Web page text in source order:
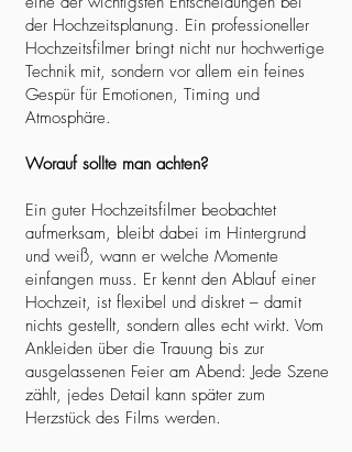
der Hochzeitsplanung. Ein professioneller
Hochzeitsfilmer bringt nicht nur hochwertige
Technik mit, sondern vor allem ein feines
Gespür für Emotionen, Timing und
Atmosphäre.
Worauf sollte man achten?
Ein guter Hochzeitsfilmer beobachtet
aufmerksam, bleibt dabei im Hintergrund
und weiß, wann er welche Momente
einfangen muss. Er kennt den Ablauf einer
Hochzeit, ist flexibel und diskret – damit
nichts gestellt, sondern alles echt wirkt. Vom
Ankleiden über die Trauung bis zur
ausgelassenen Feier am Abend: Jede Szene
zählt, jedes Detail kann später zum
Herzstück des Films werden.